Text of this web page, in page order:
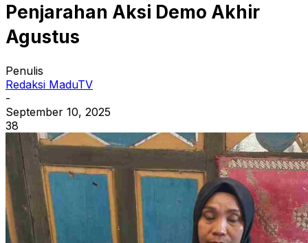
Penjarahan Aksi Demo Akhir
Agustus
Penulis
Redaksi MaduTV
-
September 10, 2025
38